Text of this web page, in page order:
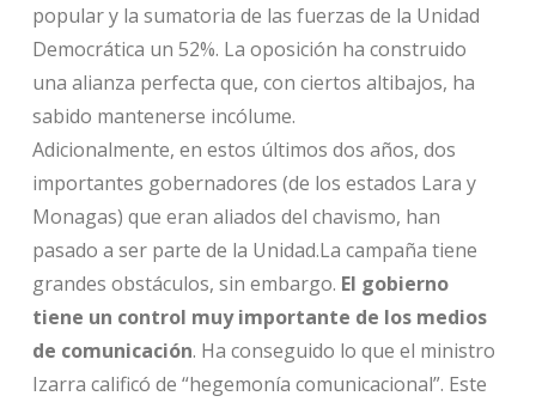
popular y la sumatoria de las fuerzas de la Unidad
Democrática un 52%. La oposición ha construido
una alianza perfecta que, con ciertos altibajos, ha
sabido mantenerse incólume.
Adicionalmente, en estos últimos dos años, dos
importantes gobernadores (de los estados Lara y
Monagas) que eran aliados del chavismo, han
pasado a ser parte de la Unidad.La campaña tiene
grandes obstáculos, sin embargo. El gobierno
tiene un control muy importante de los medios
de comunicación. Ha conseguido lo que el ministro
Izarra calificó de “hegemonía comunicacional”. Este